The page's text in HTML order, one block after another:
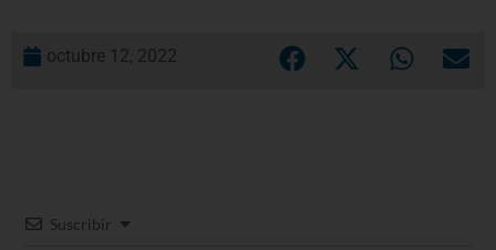
octubre 12, 2022
Suscribir